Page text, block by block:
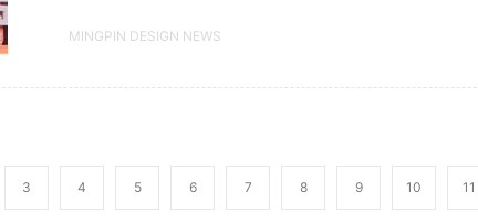
MINGPIN DESIGN NEWS
3 4 5 6 7 8 9 10 11